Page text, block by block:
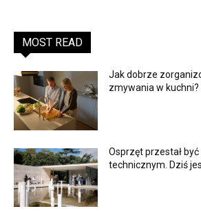
MOST READ
Jak dobrze
zmywania w kuchni?
Osprzęt przestał
technicznym. Dziś